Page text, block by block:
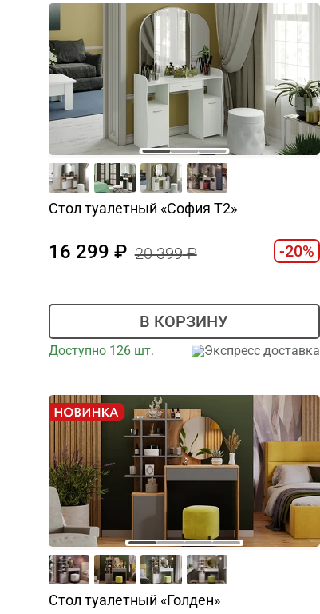
Стол туалетный «София Т2»
16 299 20 399 -20%
В КОРЗИНУ
Доступно 126 шт. Экспресс доставка
Стол туалетный «Голден»